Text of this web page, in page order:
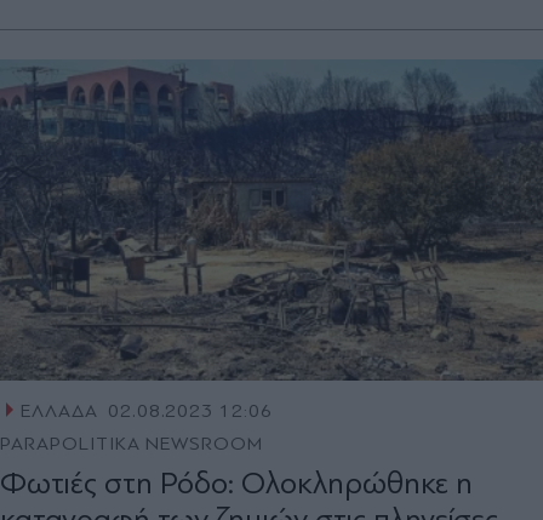
ΕΛΛΑΔΑ
02.08.2023 12:06
PARAPOLITIKA NEWSROOM
Φωτιές στη Ρόδο: Ολοκληρώθηκε η